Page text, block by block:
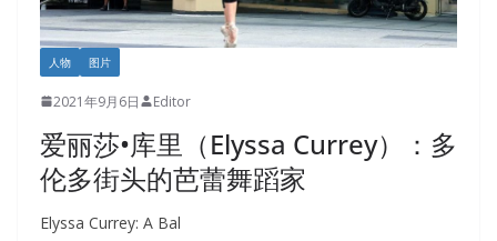
人物 图片
2021年9月6日 Editor
爱丽莎•库里（Elyssa Currey）：多
伦多街头的芭蕾舞蹈家
Elyssa Currey: A Bal